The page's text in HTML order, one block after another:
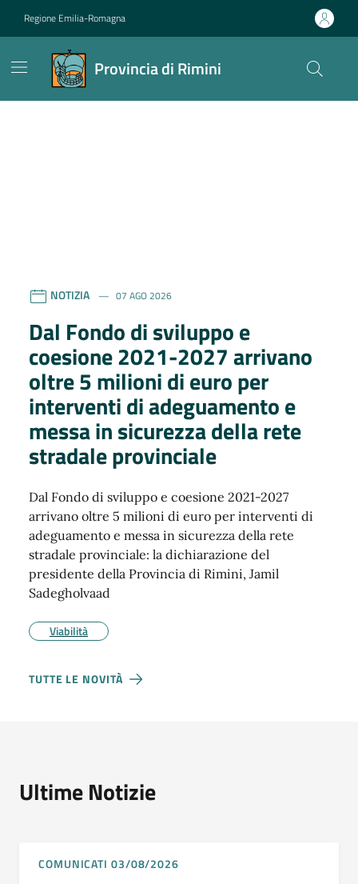
Regione Emilia-Romagna
Provincia di Rimini
NOTIZIA 07 AGO 2026
Dal Fondo di sviluppo e
coesione 2021-2027 arrivano
oltre 5 milioni di euro per
interventi di adeguamento e
messa in sicurezza della rete
stradale provinciale
Dal Fondo di sviluppo e coesione 2021-2027
arrivano oltre 5 milioni di euro per interventi di
adeguamento e messa in sicurezza della rete
stradale provinciale: la dichiarazione del
presidente della Provincia di Rimini, Jamil
Sadegholvaad
Viabilità
TUTTE LE NOVITÀ
Ultime Notizie
COMUNICATI 03/08/2026